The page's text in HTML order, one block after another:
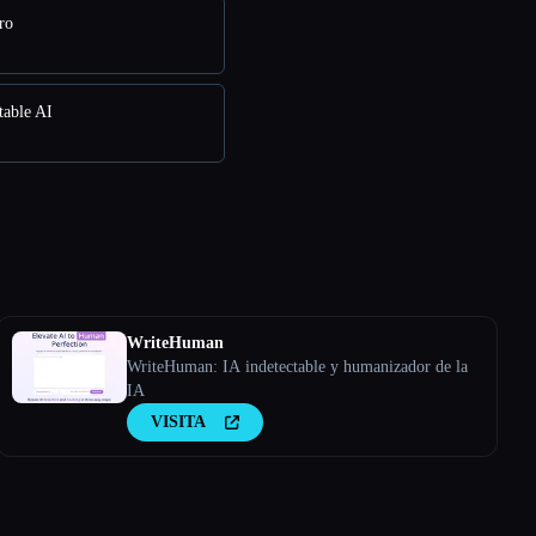
AI
WriteHuman
WriteHuman: IA indetectable y humanizador de la
IA
VISITA